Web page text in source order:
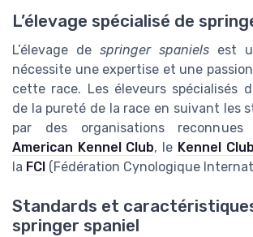
L’élevage spécialisé de
L’élevage de springer spaniels est
nécessite une expertise et une
cette race. Les éleveurs spécialisés
de la pureté de la race en suivant les
par des organisations
American Kennel Club, le Kennel Club
la FCI (Fédération Cynologique
Standards et
springer spaniel